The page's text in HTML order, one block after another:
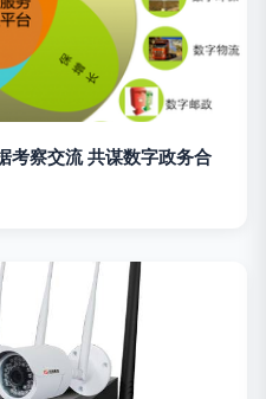
考察交流 共谋数字政务合